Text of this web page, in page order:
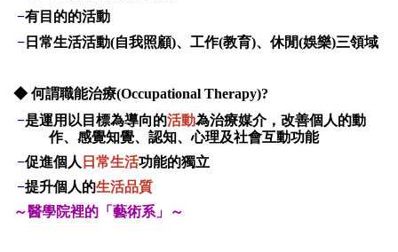
−有目的的活動
−日常生活活動(自我照顧)、工作(教育)、休閒(娛樂)三領域
◆ 何謂職能治療(Occupational Therapy)?
−是運用以目標為導向的活動為治療媒介，改善個人的動
作、感覺知覺、認知、心理及社會互動功能
−促進個人 日常生活功能的獨立
−提升個人的生活品質
～醫學院裡的「藝術系」～